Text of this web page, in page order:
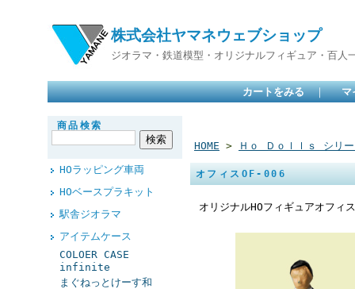
株式会社ヤマネウェブショップ
ジオラマ・鉄道模型・オリジナルフィギュア・百人
カートをみる ｜ マ
商品検索
HOラッピング車両
HOベースプラキット
駅舎ジオラマ
アイテムケース
COLOER CASE
infinite
まぐねっとけーす和
HOME > Ｈｏ Ｄｏｌｌｓ シリ
オフィスOF-006
オリジナルHOフィギュアオフィ